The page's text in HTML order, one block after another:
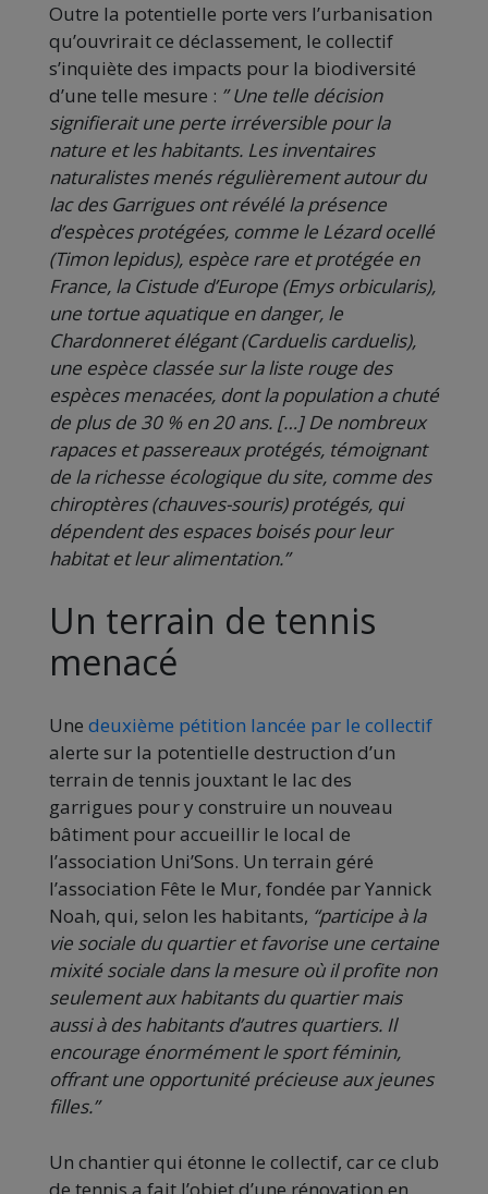
Outre la potentielle porte vers l’urbanisation
qu’ouvrirait ce déclassement, le collectif
s’inquiète des impacts pour la biodiversité
d’une telle mesure : ” Une telle décision
signifierait une perte irréversible pour la
nature et les habitants. Les inventaires
naturalistes menés régulièrement autour du
lac des Garrigues ont révélé la présence
d’espèces protégées, comme le Lézard ocellé
(Timon lepidus), espèce rare et protégée en
France, la Cistude d’Europe (Emys orbicularis),
une tortue aquatique en danger, le
Chardonneret élégant (Carduelis carduelis),
une espèce classée sur la liste rouge des
espèces menacées, dont la population a chuté
de plus de 30 % en 20 ans. […] De nombreux
rapaces et passereaux protégés, témoignant
de la richesse écologique du site, comme des
chiroptères (chauves-souris) protégés, qui
dépendent des espaces boisés pour leur
habitat et leur alimentation.”
Un terrain de tennis
menacé
Une deuxième pétition lancée par le collectif
alerte sur la potentielle destruction d’un
terrain de tennis jouxtant le lac des
garrigues pour y construire un nouveau
bâtiment pour accueillir le local de
l’association Uni’Sons. Un terrain géré
l’association Fête le Mur, fondée par Yannick
Noah, qui, selon les habitants, “participe à la
vie sociale du quartier et favorise une certaine
mixité sociale dans la mesure où il profite non
seulement aux habitants du quartier mais
aussi à des habitants d’autres quartiers. Il
encourage énormément le sport féminin,
offrant une opportunité précieuse aux jeunes
filles.”
Un chantier qui étonne le collectif, car ce club